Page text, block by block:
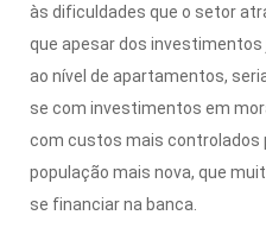
às dificuldades que o setor
que apesar dos
ao nível de apartamentos,
se com investimentos em
com custos mais controlados
população mais nova, que
se financiar na banca.